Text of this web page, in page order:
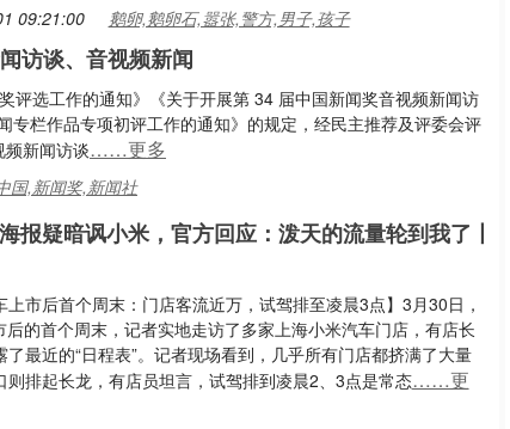
09:21:00 鹅卵,鹅卵石,嚣张,警方,男子,孩子
访谈、音视频新闻
评选工作的通知》《关于开展第 34 届中国新闻奖音视频新闻访
栏作品专项初评工作的通知》的规定，经民主推荐及评委会评
新闻访谈……更多
国,新闻奖,新闻社
报疑暗讽小米，官方回应：泼天的流量轮到我了丨
上市后首个周末：门店客流近万，试驾排至凌晨3点】3月30日，
后的首个周末，记者实地走访了多家上海小米汽车门店，有店长
了最近的“日程表”。记者现场看到，几乎所有门店都挤满了大量
则排起长龙，有店员坦言，试驾排到凌晨2、3点是常态……更